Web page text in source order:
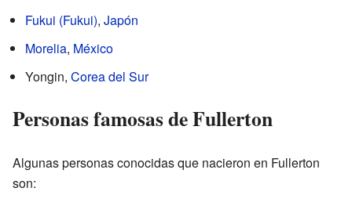
Fukui (Fukui), Japón
Morelia, México
Yongin, Corea del Sur
Personas famosas de Fullerton
Algunas personas conocidas que nacieron en Fullerton
son: